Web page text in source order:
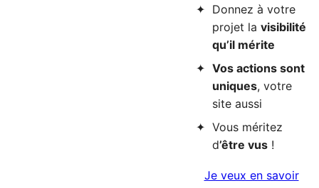
Donnez à votre
projet la visibilité
qu’il mérite
Vos actions sont
uniques, votre
site aussi
Vous méritez
d’être vus !
Je veux en savoir